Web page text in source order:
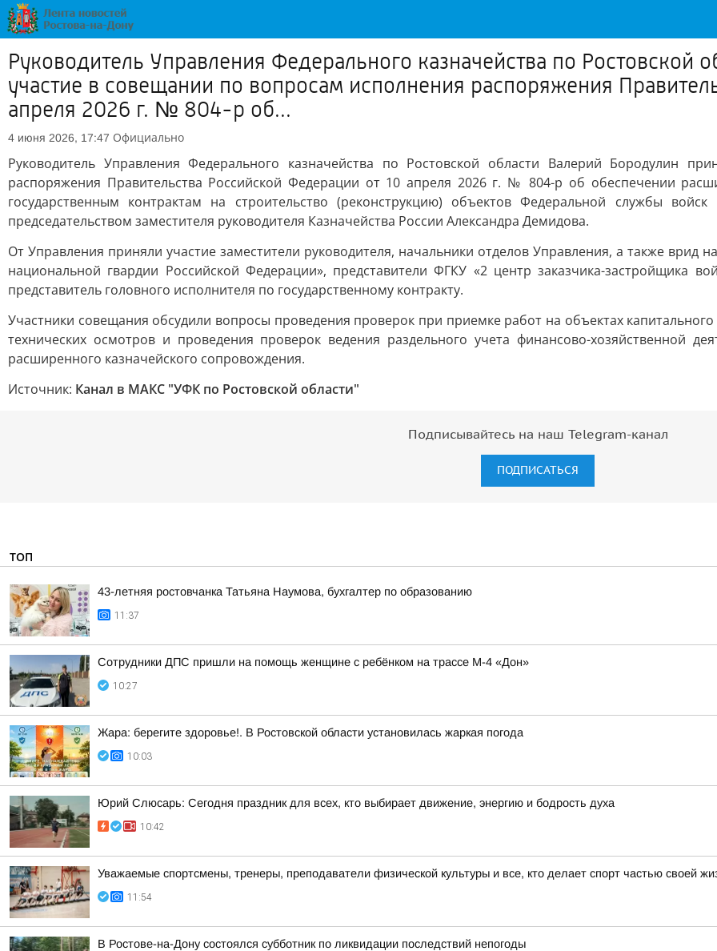
Руководитель Управления Федерального казначейства по Ростовской
участие в совещании по вопросам исполнения распоряжения
апреля 2026 г. № 804-р об...
4 июня 2026, 17:47 Официально
Руководитель Управления Федерального казначейства по Ростовской области Валерий Бородулин
распоряжения Правительства Российской Федерации от 10 апреля 2026 г. № 804-р об обеспечении
государственным контрактам на строительство (реконструкцию) объектов Федеральной службы
председательством заместителя руководителя Казначейства России Александра Демидова.
От Управления приняли участие заместители руководителя, начальники отделов Управления, а также врид
национальной гвардии Российской Федерации», представители ФГКУ «2 центр заказчика-застройщика
представитель головного исполнителя по государственному контракту.
Участники совещания обсудили вопросы проведения проверок при приемке работ на объектах
технических осмотров и проведения проверок ведения раздельного учета финансово-хозяйственной
расширенного казначейского сопровождения.
Источник: Канал в МАКС "УФК по Ростовской области"
Подписывайтесь на наш Telegram-канал
ПОДПИСАТЬСЯ
ТОП
43-летняя ростовчанка Татьяна Наумова, бухгалтер по образованию
11:37
Сотрудники ДПС пришли на помощь женщине с ребёнком на трассе М-4 «Дон»
10:27
Жара: берегите здоровье!. В Ростовской области установилась жаркая погода
10:03
Юрий Слюсарь: Сегодня праздник для всех, кто выбирает движение, энергию и бодрость духа
10:42
Уважаемые спортсмены, тренеры, преподаватели физической культуры и все, кто делает спорт частью своей
11:54
В Ростове-на-Дону состоялся субботник по ликвидации последствий непогоды